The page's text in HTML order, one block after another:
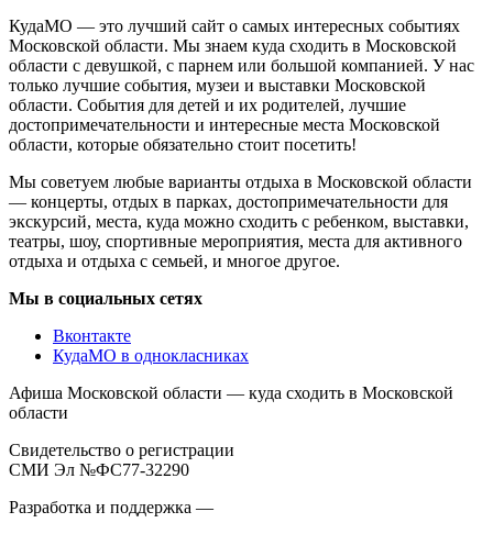
КудаМО — это лучший сайт о самых интересных событиях
Московской области. Мы знаем куда сходить в Московской
области с девушкой, с парнем или большой компанией. У нас
только лучшие события, музеи и выставки Московской
области. События для детей и их родителей, лучшие
достопримечательности и интересные места Московской
области, которые обязательно стоит посетить!
Мы советуем любые варианты отдыха в Московской области
— концерты, отдых в парках, достопримечательности для
экскурсий, места, куда можно сходить с ребенком, выставки,
театры, шоу, спортивные мероприятия, места для активного
отдыха и отдыха с семьей, и многое другое.
Мы в социальных сетях
Вконтакте
КудаМО в однокласниках
Афиша Московской области — куда сходить в Московской
области
Свидетельство о регистрации
СМИ Эл №ФС77-32290
Разработка и поддержка —